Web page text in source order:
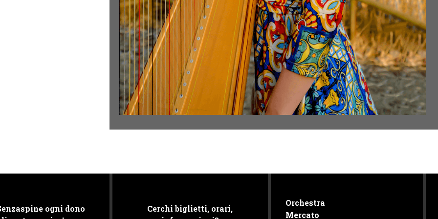
ogni dono
Cerchi biglietti, orari,
Orchestra
Mercato